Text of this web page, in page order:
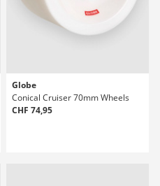
Globe
Conical Cruiser 70mm Wheels
CHF 74,95